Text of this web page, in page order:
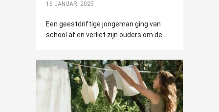
16 JANUARI 2025
Een geestdriftige jongeman ging van
school af en verliet zijn ouders om de...